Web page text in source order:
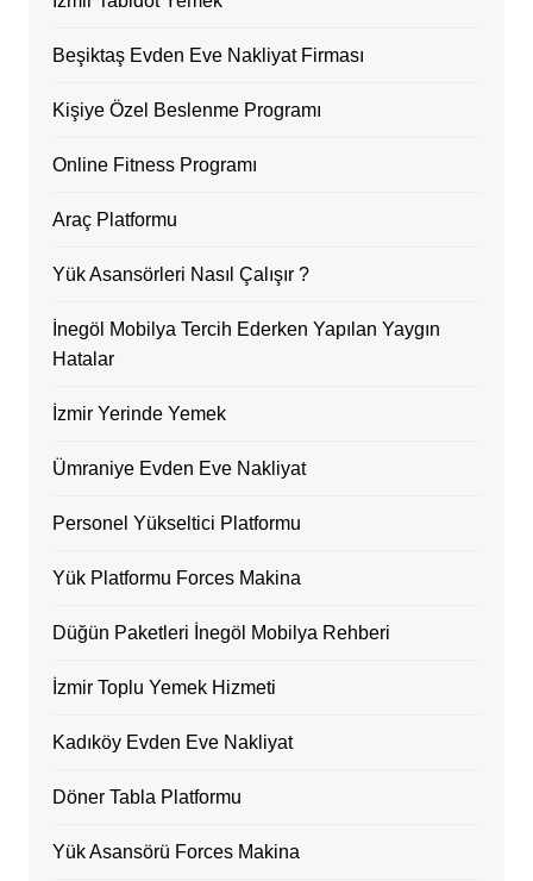
Beşiktaş Evden Eve Nakliyat Firması
Kişiye Özel Beslenme Programı
Online Fitness Programı
Araç Platformu
Yük Asansörleri Nasıl Çalışır ?
İnegöl Mobilya Tercih Ederken Yapılan Yaygın
Hatalar
İzmir Yerinde Yemek
Ümraniye Evden Eve Nakliyat
Personel Yükseltici Platformu
Yük Platformu Forces Makina
Düğün Paketleri İnegöl Mobilya Rehberi
İzmir Toplu Yemek Hizmeti
Kadıköy Evden Eve Nakliyat
Döner Tabla Platformu
Yük Asansörü Forces Makina